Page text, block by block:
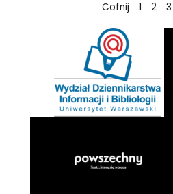
Cofnij 1 2 3